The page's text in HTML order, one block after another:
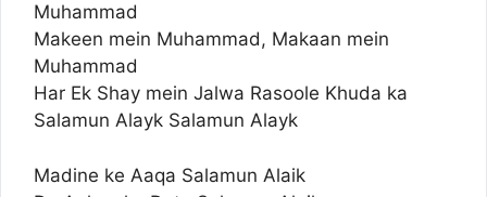
Muhammad
Makeen mein Muhammad, Makaan mein
Muhammad
Har Ek Shay mein Jalwa Rasoole Khuda ka
Salamun Alayk Salamun Alayk
Madine ke Aaqa Salamun Alaik